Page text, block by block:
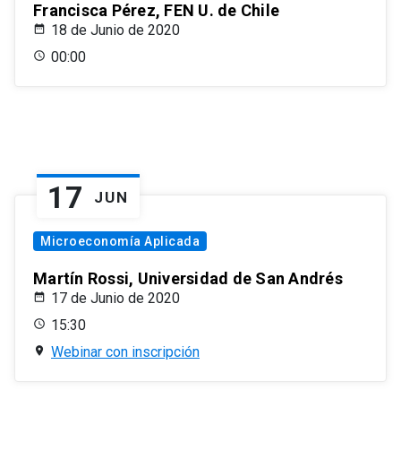
Francisca Pérez, FEN U. de Chile
18 de Junio de 2020
00:00
17 JUN
Microeconomía Aplicada
Martín Rossi, Universidad de San Andrés
17 de Junio de 2020
15:30
Webinar con inscripción